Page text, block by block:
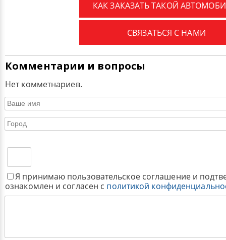
КАК ЗАКАЗАТЬ ТАКОЙ
СВЯЗАТЬСЯ С НАМИ
Комментарии и вопросы
Нет комметнариев.
Я принимаю пользовательское соглашение и
ознакомлен и согласен с политикой